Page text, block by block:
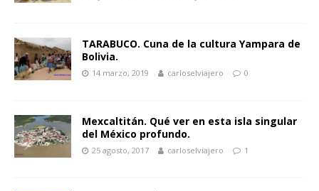
TARABUCO. Cuna de la cultura Yampara de
Bolivia.
14 marzo, 2019 carloselviajero 0
Mexcaltitán. Qué ver en esta isla singular
del México profundo.
25 agosto, 2017 carloselviajero 1